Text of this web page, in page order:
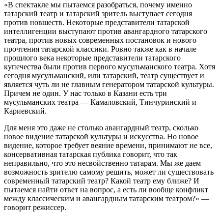
«В спектакле мы пытаемся разобраться, почему именно
татарский театр и татарский зритель выступает сегодня
против новшеств. Некоторые представители татарской
интеллигенции выступают против авангардного татарского
театра, против новых современных постановок и нового
прочтения татарской классики. Ровно также как в начале
прошлого века некоторые представители татарского
купечества были против первого мусульманского театра. Хотя
сегодня мусульманский, или татарский, театр существует и
является чуть ли не главным генератором татарской культуры.
Причем не один. У нас только в Казани есть три
мусульманских театра — Камаловский, Тинчуринский и
Кариевский.
Для меня это даже не столько авангардный театр, сколько
новое видение татарской культуры и искусства. Но новое
видение, которое требует веяние времени, принимают не все,
консервативная татарская публика говорит, что так
неправильно, что это несвойственно татарам. Мы же даем
возможность зрителю самому решить, может ли существовать
современный татарский театр? Какой театр ему ближе? И
пытаемся найти ответ на вопрос, а есть ли вообще конфликт
между классическим и авангардным татарским театром?» —
говорит режиссер.